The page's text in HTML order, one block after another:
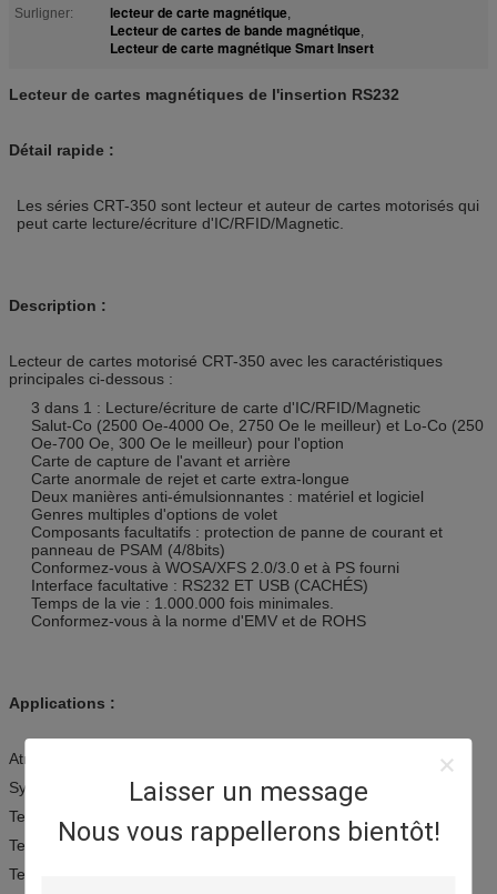
Laisser un message
Nous vous rappellerons bientôt!
Surligner: lecteur de carte magnétique,
Lecteur de cartes de bande magnétique,
Lecteur de carte magnétique Smart Insert
Lecteur de cartes magnétiques de l'insertion RS232
Détail rapide :
Les séries CRT-350 sont lecteur et auteur de cartes motorisés qui
peut carte lecture/écriture d'IC/RFID/Magnetic.
Description :
Lecteur de cartes motorisé CRT-350 avec les caractéristiques
principales ci-dessous :
3 dans 1 : Lecture/écriture de carte d'IC/RFID/Magnetic
Salut-Co (2500 Oe-4000 Oe, 2750 Oe le meilleur) et Lo-Co (250
Oe-700 Oe, 300 Oe le meilleur) pour l'option
Carte de capture de l'avant et arrière
Carte anormale de rejet et carte extra-longue
Deux manières anti-émulsionnantes : matériel et logiciel
Genres multiples d'options de volet
Composants facultatifs : protection de panne de courant et
panneau de PSAM (4/8bits)
Conformez-vous à WOSA/XFS 2.0/3.0 et à PS fourni
Interface facultative : RS232 ET USB (CACHÉS)
Temps de la vie : 1.000.000 fois minimales.
Conformez-vous à la norme d'EMV et de ROHS
Applications :
Atmosphère
Systèmes de paiement
Terminaux de kiosque
Terminaux de contrôle d'accès
Terminaux de sécurité